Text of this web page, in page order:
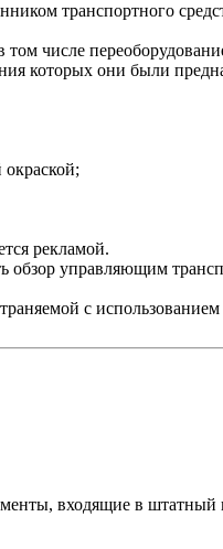
транспортного
числе
которых они были
рекламой.
обзор управляющим
с
входящие в штатный